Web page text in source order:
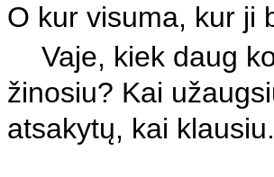
O kur visuma, kur ji
Vaje, kiek daug
žinosiu? Kai
atsakytų, kai